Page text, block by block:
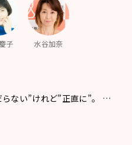
子 水谷加奈
ない”けれど”正直に”。 …